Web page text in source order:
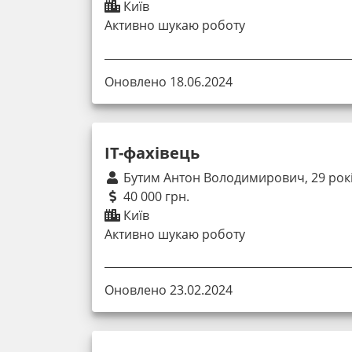
Київ
Активно шукаю роботу
Оновлено 18.06.2024
IT-фахівець
Бутим Антон Володимирович, 29
40 000 грн.
Київ
Активно шукаю роботу
Оновлено 23.02.2024